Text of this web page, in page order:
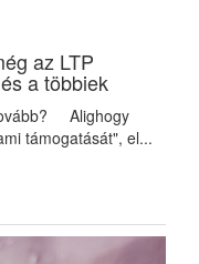
az LTP
a többiek
Alighogy
támogatását", el...